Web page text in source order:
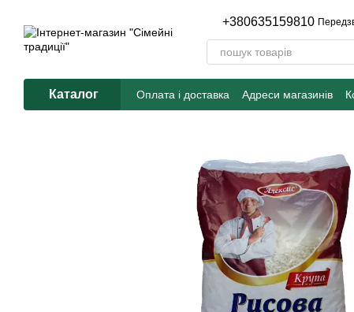
+380635159810
Каталог Оплата і доставка Адреси магазинів